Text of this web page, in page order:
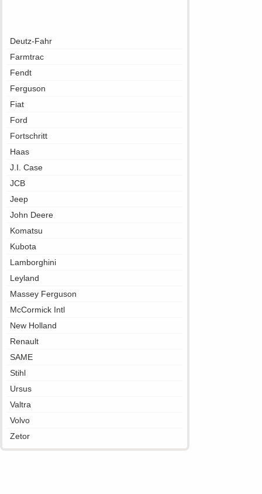
Deutz-Fahr
Farmtrac
Fendt
Ferguson
Fiat
Ford
Fortschritt
Haas
J.I. Case
JCB
Jeep
John Deere
Komatsu
Kubota
Lamborghini
Leyland
Massey Ferguson
McCormick Intl
New Holland
Renault
SAME
Stihl
Ursus
Valtra
Volvo
Zetor